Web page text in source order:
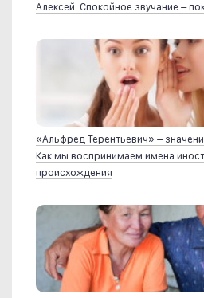
Алексей. Спокойное звучание –
«Альфред Терентьевич» –
Как мы воспринимаем имена
происхождения